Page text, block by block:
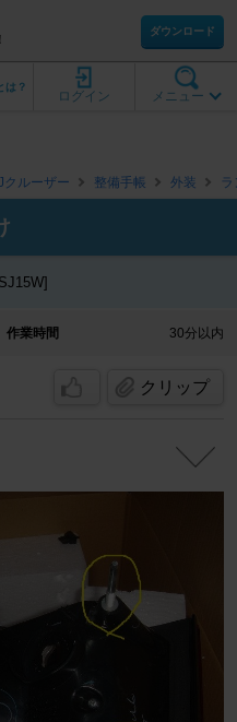
ダウンロード
メニュー
ログイン
は？
クルーザー 整備手帳 外装
作業時間 30分以内
クリップ